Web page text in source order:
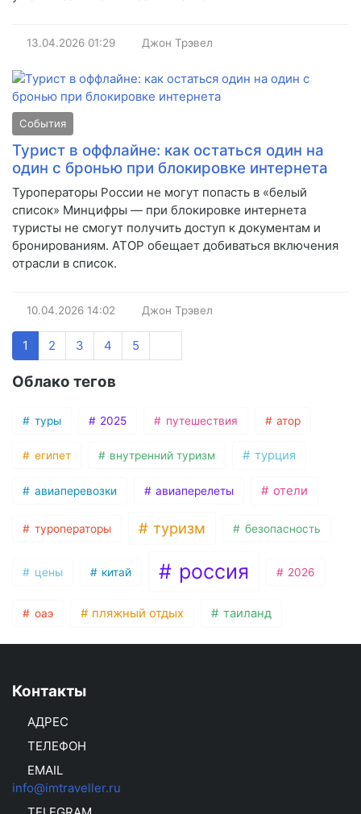
13.04.2026 01:29 Джон Трэвел
События
Турист в оффлайне: как остаться один на
один с бронью при блокировке интернета
Туроператоры России не могут попасть в «белый
список» Минцифры — при блокировке интернета
туристы не смогут получить доступ к документам и
бронированиям. АТОР обещает добиваться включения
отрасли в список.
10.04.2026 14:02 Джон Трэвел
1 2 3 4 5
Облако тегов
туры 2025 путешествия атор
египет внутренний туризм турция
авиаперевозки авиаперелеты отели
туроператоры туризм безопасность
цены китай россия 2026
оаэ пляжный отдых таиланд
Контакты
АДРЕС
ТЕЛЕФОН
EMAIL
info@imtraveller.ru